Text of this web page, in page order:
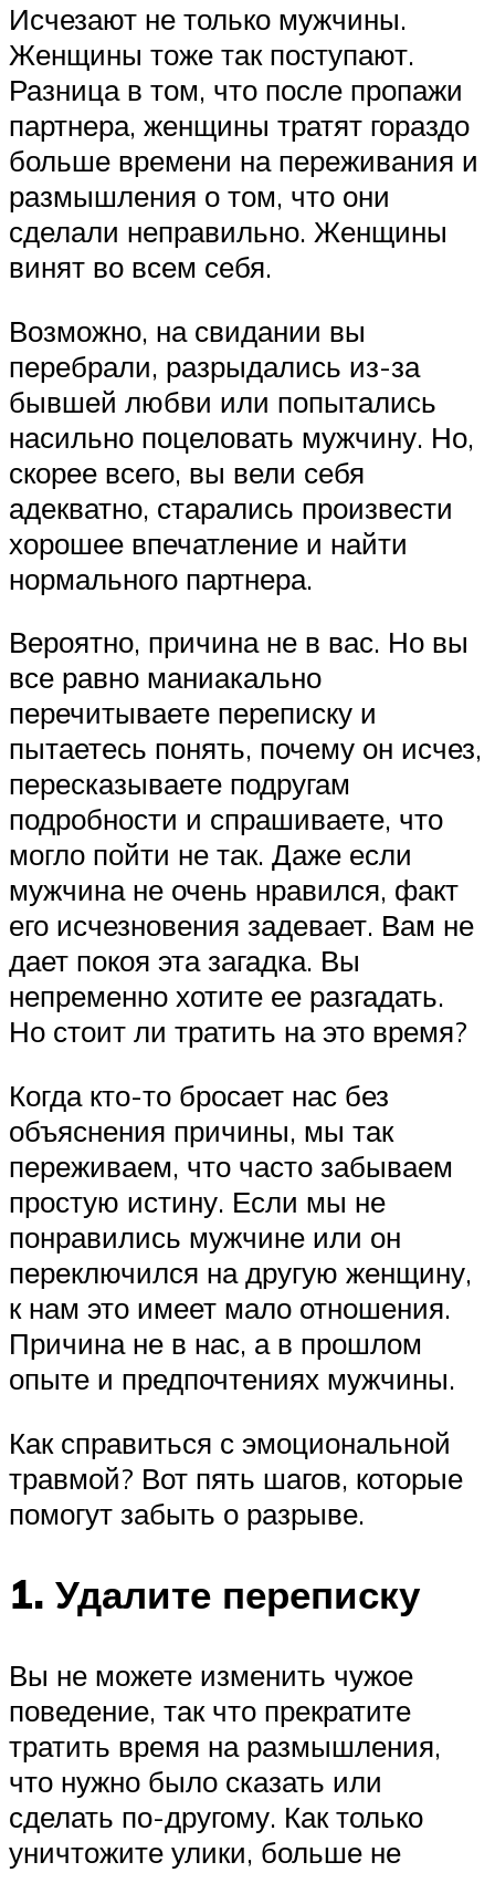
Исчезают не только мужчины.
Женщины тоже так поступают.
Разница в том, что после пропажи
партнера, женщины тратят гораздо
больше времени на переживания и
размышления о том, что они
сделали неправильно. Женщины
винят во всем себя.
Возможно, на свидании вы
перебрали, разрыдались из-за
бывшей любви или попытались
насильно поцеловать мужчину. Но,
скорее всего, вы вели себя
адекватно, старались произвести
хорошее впечатление и найти
нормального партнера.
Вероятно, причина не в вас. Но вы
все равно маниакально
перечитываете переписку и
пытаетесь понять, почему он исчез,
пересказываете подругам
подробности и спрашиваете, что
могло пойти не так. Даже если
мужчина не очень нравился, факт
его исчезновения задевает. Вам не
дает покоя эта загадка. Вы
непременно хотите ее разгадать.
Но стоит ли тратить на это время?
Когда кто-то бросает нас без
объяснения причины, мы так
переживаем, что часто забываем
простую истину. Если мы не
понравились мужчине или он
переключился на другую женщину,
к нам это имеет мало отношения.
Причина не в нас, а в прошлом
опыте и предпочтениях мужчины.
Как справиться с эмоциональной
травмой? Вот пять шагов, которые
помогут забыть о разрыве.
1. Удалите переписку
Вы не можете изменить чужое
поведение, так что прекратите
тратить время на размышления,
что нужно было сказать или
сделать по-другому. Как только
уничтожите улики, больше не